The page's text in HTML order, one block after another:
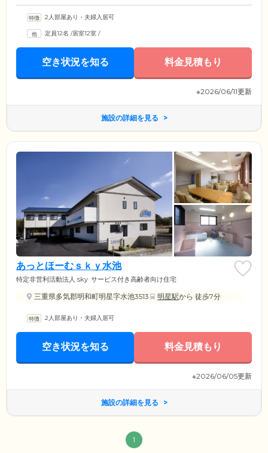
2人部屋あり・夫婦入居可
定員12名 /居室12室 /
空き状況を知る 料金見積もり
※2026/06/11更新
施設の詳細を見る
あっとほーむｓｋｙ水池
特定非営利活動法人 sky サービス付き高齢者向け住宅
三重県多気郡明和町明星字水池3513 明星駅から 徒歩7分
2人部屋あり・夫婦入居可
空き状況を知る 料金見積もり
※2026/06/05更新
施設の詳細を見る
1